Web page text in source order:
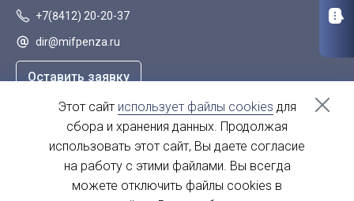
+7(8412) 20-20-37
dir@mifpenza.ru
Оставить заявку
г. Пенза, ул. Аустрина, 139а
пн-пт - с 9.00-18.00
сб, вс - выходной
Этот сайт использует файлы cookies для
сбора и хранения данных. Продолжая
использовать этот сайт, Вы даете согласие
на работу с этими файлами. Вы всегда
можете отключить файлы cookies в